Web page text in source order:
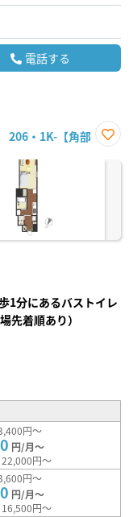
電話する
206・1K-【角部
に入
1分にあるバストイレ
先着順あり）
円～
円/月～
円～
円～
円/月～
円～